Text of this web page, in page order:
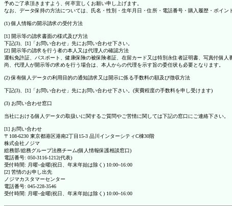
予めご了承頂きますよう、何卒宜しくお願い申し上げます。
なお、データ保持の方法については、氏名・性別・生年月日・住所・電話番号・購入履歴・ポイ
(1) 個人情報の開示請求の受付方法
[1] 開示等の請求書面の様式及び方法
下記(3)、[1]「お問い合わせ」先にお問い合わせ下さい。
[2] 開示等の請求を行う者の本人又は代理人の確認方法
運転免許証、パスポート、健康保険の被保険者証、在留カード又は特別永住者証明書、写真付個人
尚、代理人が開示等の求めを行う場合は、本人からの代理を示す旨の委任状も必要となります。
(2) 保有個人データの利用目的の通知請求又は開示に係る手数料の額及び徴収方法
下記(3)、[1]「お問い合わせ」先にお問い合わせ下さい。(実費程度の手数料を申し受けます)
(3) お問い合わせ窓口
当社における個人データの取扱いに関するご質問やご苦情に関しては下記の窓口にご連絡下さい。
[1] お問い合わせ
〒108-6230 東京都港区港南2丁目15-3 品川インターシティC棟30階
株式会社ノジマ
総務部/総務グループ法務チーム(個人情報保護相談窓口)
電話番号: 050-3116-1212(代表)
受付時間: 月曜~金曜(祝日、年末年始は除く) 10:00~16:00
[2] 苦情のお申し出先
ノジマカスタマーセンター
電話番号: 045-228-3546
受付時間: 月曜~金曜(祝日、年末年始は除く) 10:00~16:00